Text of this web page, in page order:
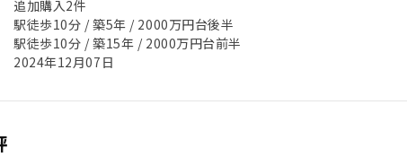
追加購入2件
駅徒歩10分 / 築5年 / 2000万円台後半
駅徒歩10分 / 築15年 / 2000万円台前半
2024年12月07日